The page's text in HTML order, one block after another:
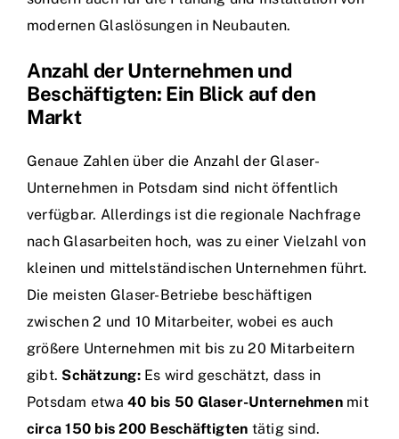
modernen Glaslösungen in Neubauten.
Anzahl der Unternehmen und
Beschäftigten: Ein Blick auf den
Markt
Genaue Zahlen über die Anzahl der Glaser-
Unternehmen in Potsdam sind nicht öffentlich
verfügbar. Allerdings ist die regionale Nachfrage
nach Glasarbeiten hoch, was zu einer Vielzahl von
kleinen und mittelständischen Unternehmen führt.
Die meisten Glaser-Betriebe beschäftigen
zwischen 2 und 10 Mitarbeiter, wobei es auch
größere Unternehmen mit bis zu 20 Mitarbeitern
gibt. Schätzung:Es wird geschätzt, dass in
Potsdam etwa40 bis 50 Glaser-Unternehmenmit
circa 150 bis 200 Beschäftigten tätig sind.